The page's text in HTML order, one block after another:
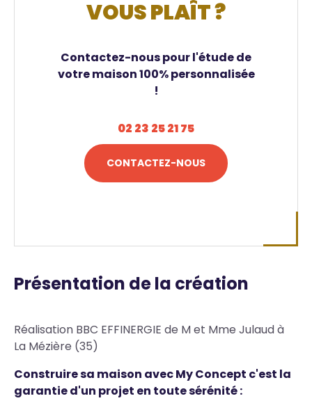
VOUS PLAÎT ?
Contactez-nous pour l'étude de
votre maison 100% personnalisée
!
02 23 25 21 75
CONTACTEZ-NOUS
Présentation de la création
Réalisation BBC EFFINERGIE de M et Mme Julaud à
La Mézière (35)
Construire sa maison avec My Concept c'est la
garantie d'un projet en toute sérénité :